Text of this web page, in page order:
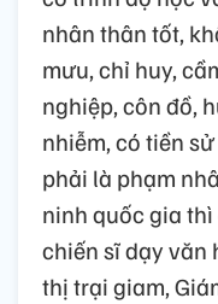
nhân thân tốt,
mưu, chỉ huy,
nghiệp, côn đồ,
nhiễm, có tiền
phải là phạm
ninh quốc gia
chiến sĩ dạy văn
thị trại giam,